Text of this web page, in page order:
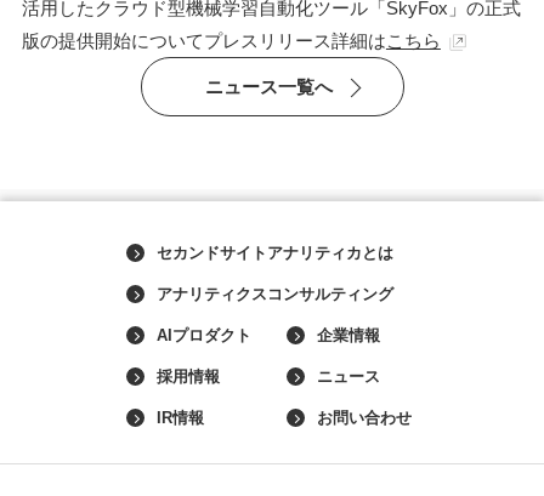
活用したクラウド型機械学習自動化ツール「SkyFox」の正式
版の提供開始についてプレスリリース詳細はこちら
ニュース一覧へ
セカンドサイトアナリティカとは
アナリティクスコンサルティング
AIプロダクト 企業情報
採用情報 ニュース
IR情報 お問い合わせ